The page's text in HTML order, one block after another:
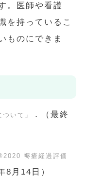
。医師や看護
を持っているこ
ものにできま
ついて」
．（最終
褥瘡経過評価
8月14日）